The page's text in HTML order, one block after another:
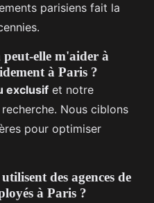
parisiens fait la
peut-elle m'aider à
à Paris ?
exclusif et notre
Nous ciblons
pour optimiser
des agences de
à Paris ?